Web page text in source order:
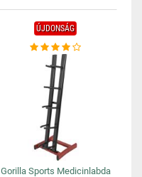
ÚJDONSÁG
Gorilla Sports Medicinlabda